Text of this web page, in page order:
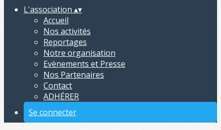
L'association ▴▾
Accueil
Nos activités
Reportages
Notre organisation
Evènements et Presse
Nos Partenaires
Contact
ADHÉRER
Se connecter